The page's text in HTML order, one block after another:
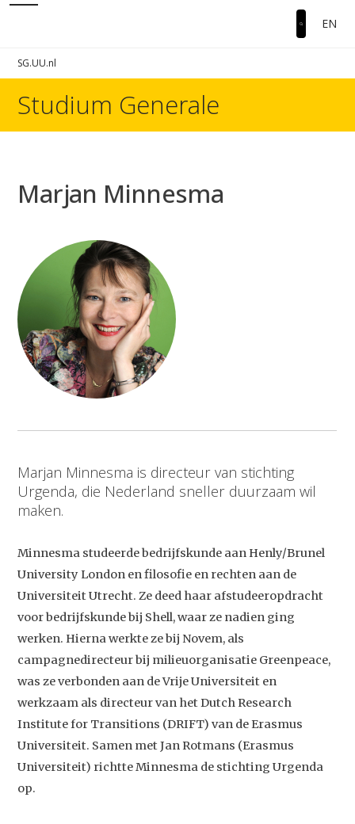
EN
SG.UU.nl
Studium Generale
Marjan Minnesma
Marjan Minnesma is directeur van stichting
Urgenda, die Nederland sneller duurzaam wil
maken.
Minnesma studeerde bedrijfskunde aan Henly/Brunel
University London en filosofie en rechten aan de
Universiteit Utrecht. Ze deed haar afstudeeropdracht
voor bedrijfskunde bij Shell, waar ze nadien ging
werken. Hierna werkte ze bij Novem, als
campagnedirecteur bij milieuorganisatie Greenpeace,
was ze verbonden aan de Vrije Universiteit en
werkzaam als directeur van het Dutch Research
Institute for Transitions (DRIFT) van de Erasmus
Universiteit. Samen met Jan Rotmans (Erasmus
Universiteit) richtte Minnesma de stichting Urgenda
op.